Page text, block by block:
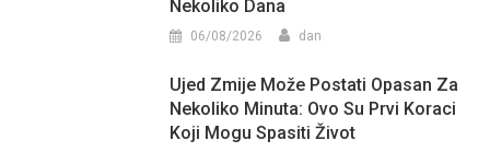
Nekoliko Dana
06/08/2026 dan
Ujed Zmije Može Postati Opasan Za
Nekoliko Minuta: Ovo Su Prvi Koraci
Koji Mogu Spasiti Život